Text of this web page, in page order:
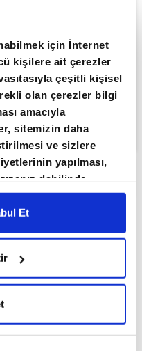
için İnternet
kişilere ait çerezler
çeşitli kişisel
olan çerezler bilgi
amacıyla
sitemizin daha
ve sizlere
yapılması,
dahilinde
tercihlerinizi çerez
Çerezlere ilişkin
tıklayabilir,
Kanunu
Sitesi Aydınlatma
Et
100 endeksi,
13.399,44
izleyen Borsa
günü yüzde 0,35
puandan